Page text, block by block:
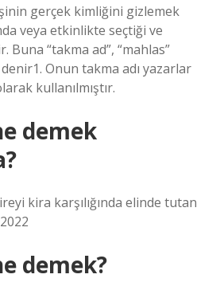
gerçek kimliğini gizlemek
veya etkinlikte seçtiği ve
Buna “takma ad”, “mahlas”
Onun takma adı yazarlar
kullanılmıştır.
demek
kira karşılığında elinde tutan
demek?